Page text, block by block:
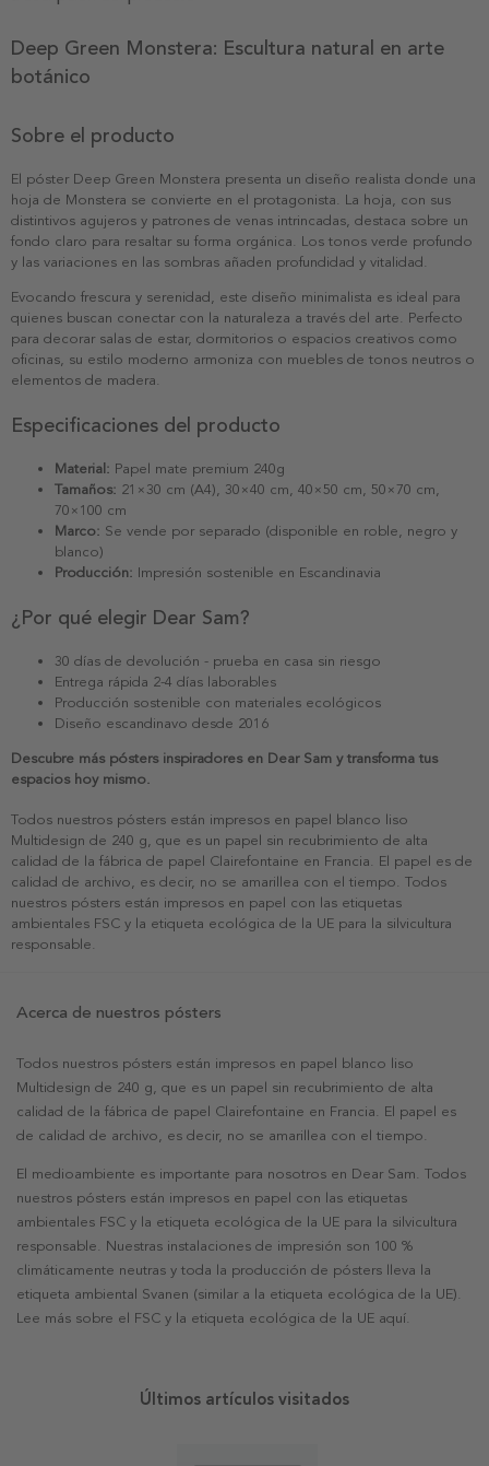
Deep Green Monstera: Escultura natural en arte
botánico
Sobre el producto
El póster Deep Green Monstera presenta un diseño realista donde una
hoja de Monstera se convierte en el protagonista. La hoja, con sus
distintivos agujeros y patrones de venas intrincadas, destaca sobre un
fondo claro para resaltar su forma orgánica. Los tonos verde profundo
y las variaciones en las sombras añaden profundidad y vitalidad.
Evocando frescura y serenidad, este diseño minimalista es ideal para
quienes buscan conectar con la naturaleza a través del arte. Perfecto
para decorar salas de estar, dormitorios o espacios creativos como
oficinas, su estilo moderno armoniza con muebles de tonos neutros o
elementos de madera.
Especificaciones del producto
Material: Papel mate premium 240g
Tamaños: 21×30 cm (A4), 30×40 cm, 40×50 cm, 50×70 cm,
70×100 cm
Marco: Se vende por separado (disponible en roble, negro y
blanco)
Producción: Impresión sostenible en Escandinavia
¿Por qué elegir Dear Sam?
30 días de devolución - prueba en casa sin riesgo
Entrega rápida 2-4 días laborables
Producción sostenible con materiales ecológicos
Diseño escandinavo desde 2016
Descubre más pósters inspiradores en Dear Sam y transforma tus
espacios hoy mismo.
Todos nuestros pósters están impresos en papel blanco liso
Multidesign de 240 g, que es un papel sin recubrimiento de alta
calidad de la fábrica de papel Clairefontaine en Francia. El papel es de
calidad de archivo, es decir, no se amarillea con el tiempo. Todos
nuestros pósters están impresos en papel con las etiquetas
ambientales FSC y la etiqueta ecológica de la UE para la silvicultura
responsable.
Acerca de nuestros pósters
Todos nuestros pósters están impresos en papel blanco liso
Multidesign de 240 g, que es un papel sin recubrimiento de alta
calidad de la fábrica de papel Clairefontaine en Francia. El papel es
de calidad de archivo, es decir, no se amarillea con el tiempo.
El medioambiente es importante para nosotros en Dear Sam. Todos
nuestros pósters están impresos en papel con las etiquetas
ambientales FSC y la etiqueta ecológica de la UE para la silvicultura
responsable. Nuestras instalaciones de impresión son 100 %
climáticamente neutras y toda la producción de pósters lleva la
etiqueta ambiental Svanen (similar a la etiqueta ecológica de la UE).
Lee más sobre el FSC y la etiqueta ecológica de la UE aquí.
Últimos artículos visitados